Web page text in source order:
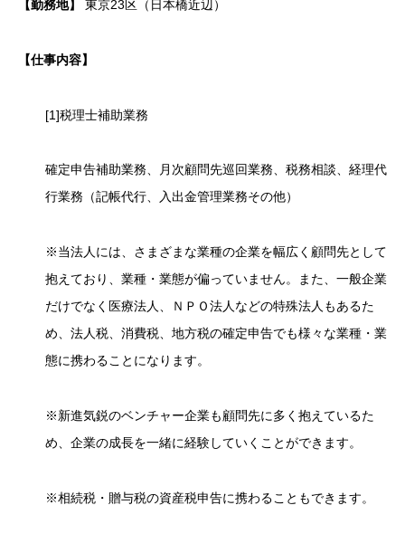
【勤務地】 東京23区（日本橋近辺）
【仕事内容】
[1]税理士補助業務
確定申告補助業務、月次顧問先巡回業務、税務相談、経理代
行業務（記帳代行、入出金管理業務その他）
※当法人には、さまざまな業種の企業を幅広く顧問先として
抱えており、業種・業態が偏っていません。また、一般企業
だけでなく医療法人、ＮＰＯ法人などの特殊法人もあるた
め、法人税、消費税、地方税の確定申告でも様々な業種・業
態に携わることになります。
※新進気鋭のベンチャー企業も顧問先に多く抱えているた
め、企業の成長を一緒に経験していくことができます。
※相続税・贈与税の資産税申告に携わることもできます。